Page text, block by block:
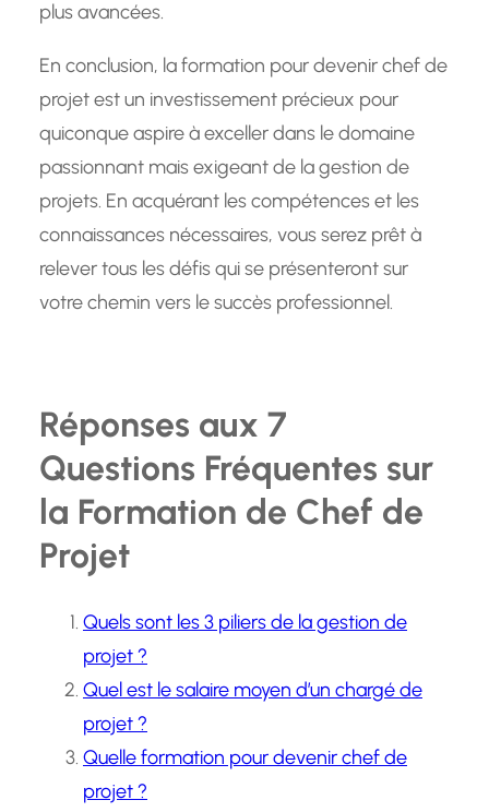
plus avancées.
En conclusion, la formation pour devenir chef de
projet est un investissement précieux pour
quiconque aspire à exceller dans le domaine
passionnant mais exigeant de la gestion de
projets. En acquérant les compétences et les
connaissances nécessaires, vous serez prêt à
relever tous les défis qui se présenteront sur
votre chemin vers le succès professionnel.
Réponses aux 7
Questions Fréquentes sur
la Formation de Chef de
Projet
Quels sont les 3 piliers de la gestion de
projet ?
Quel est le salaire moyen d’un chargé de
projet ?
Quelle formation pour devenir chef de
projet ?